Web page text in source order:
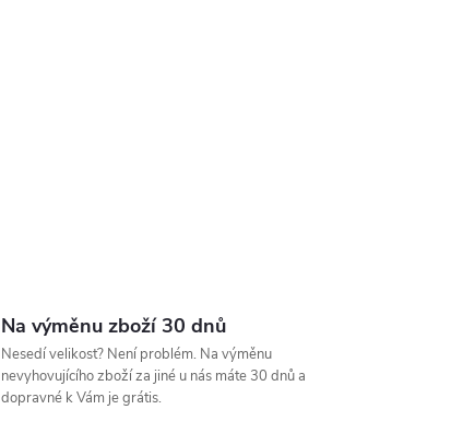
Na výměnu zboží 30 dnů
Nesedí velikost? Není problém. Na výměnu
nevyhovujícího zboží za jiné u nás máte 30 dnů a
dopravné k Vám je grátis.